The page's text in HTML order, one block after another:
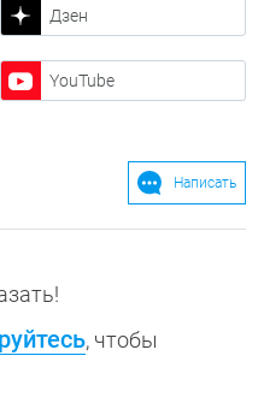
Дзен
YouTube
Написать
, чтобы